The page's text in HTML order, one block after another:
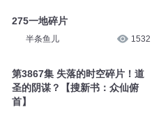
275一地碎片
半条鱼儿 1532
第3867集 失落的时空碎片！道
圣的阴谋？【搜新书：众仙俯
首】